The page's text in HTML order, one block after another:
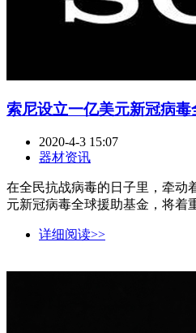
索尼设立一亿美元新冠病
2020-4-3 15:07
器材资讯
在全民抗战病毒的日子里，牵动
元新冠病毒全球援助基金，将着
详细阅读>>